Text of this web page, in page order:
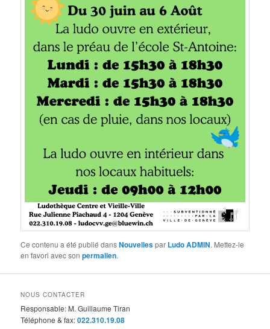
Ce contenu a été publié dansNouvellespar Ludo ADMIN. Mettez-le
en favori avec sonpermalien.
NOUS CONTACTER
Responsable: M. Guillaume Tiran
Téléphone & fax:022.310.19.08